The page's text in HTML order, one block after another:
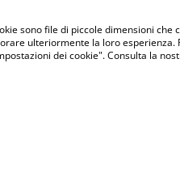
sono file di piccole dimensioni
ulteriormente la loro
dei cookie". Consulta la